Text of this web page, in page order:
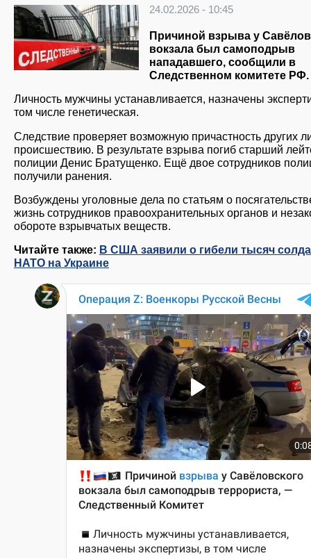
24.02.2026 - 10:45
Причиной взрыва у
вокзала был самоподрыв
нападавшего, сообщили в
Следственном комитете РФ.
Личность мужчины устанавливается, назначены
том числе генетическая.
Следствие проверяет возможную причастность других
происшествию. В результате взрыва погиб старший
полиции Денис Братущенко. Ещё двое сотрудников
получили ранения.
Возбуждены уголовные дела по статьям о
жизнь сотрудников правоохранительных органов и
обороте взрывчатых веществ.
Читайте также: В США заявили о гибели тысяч
НАТО на Украине